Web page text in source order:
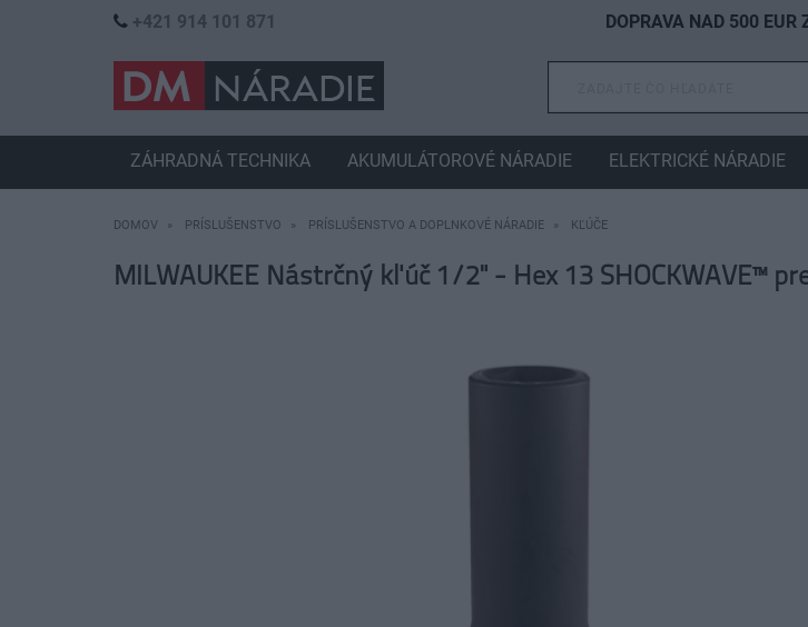
DOMOV PRÍSLUŠENSTVO PRÍSLUŠENSTVO A DOPLNKOVÉ NÁRADIE KĽÚČE
MILWAUKEE Nástrčný kľúč 1/2" - Hex 13 SHOCKWAVE™
+421 914 101 871 DOPRAVA NAD 500 EUR
ZÁHRADNÁ TECHNIKA AKUMULÁTOROVÉ NÁRADIE ELEKTRICKÉ NÁRADIE